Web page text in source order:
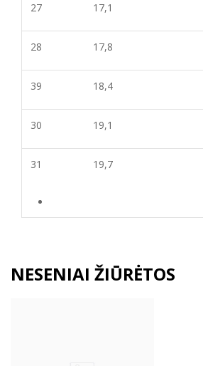
27 17,1
28 17,8
39 18,4
30 19,1
31 19,7
NESENIAI ŽIŪRĖTOS